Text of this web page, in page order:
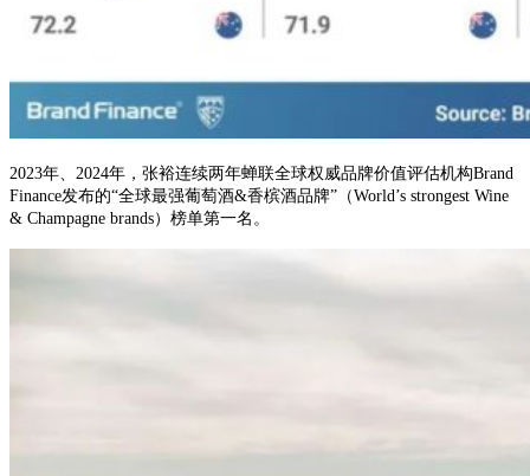
2023年、2024年，张裕连续两年蝉联全球权威品牌价值评估机构Brand
Finance发布的“全球最强葡萄酒&香槟酒品牌”（World’s strongest Wine
& Champagne brands）榜单第一名。